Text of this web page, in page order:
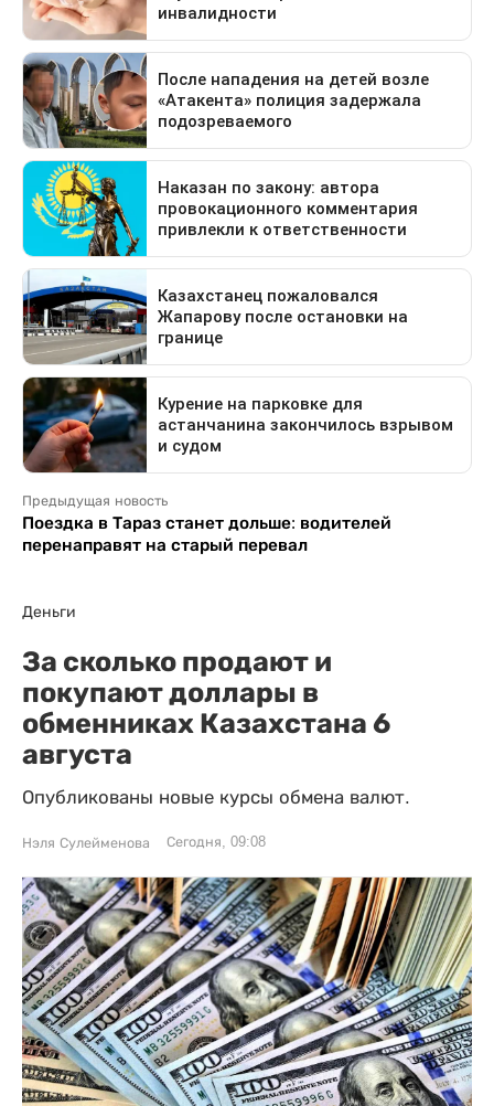
Предыдущая новость
Поездка в Тараз станет дольше: водителей
перенаправят на старый перевал
Деньги
За сколько продают и
покупают доллары в
обменниках Казахстана 6
августа
Опубликованы новые курсы обмена валют.
Нэля Сулейменова Сегодня, 09:08